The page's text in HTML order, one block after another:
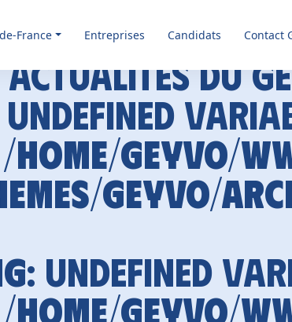
France Entreprises Candidats Contact
Actualités du
Undefined
/home/geyvo/
geyvo/
: Undefined
/home/geyvo/